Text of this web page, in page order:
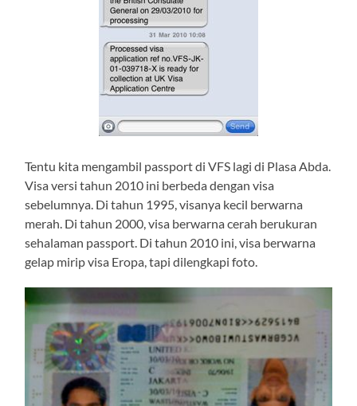
Tentu kita mengambil passport di VFS lagi di Plasa Abda.
Visa versi tahun 2010 ini berbeda dengan visa
sebelumnya. Di tahun 1995, visanya kecil berwarna
merah. Di tahun 2000, visa berwarna cerah berukuran
sehalaman passport. Di tahun 2010 ini, visa berwarna
gelap mirip visa Eropa, tapi dilengkapi foto.